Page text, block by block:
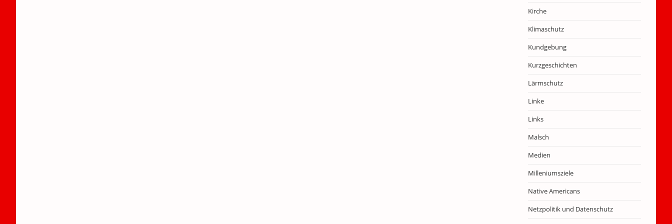
Kirche
Klimaschutz
Kundgebung
Kurzgeschichten
Lärmschutz
Linke
Links
Malsch
Medien
Milleniumsziele
Native Americans
Netzpolitik und Datenschutz